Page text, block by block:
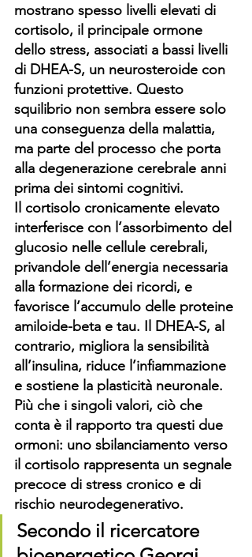
mostrano spesso livelli elevati di
cortisolo, il principale ormone
dello stress, associati a bassi livelli
di DHEA-S, un neurosteroide con
funzioni protettive. Questo
squilibrio non sembra essere solo
una conseguenza della malattia,
ma parte del processo che porta
alla degenerazione cerebrale anni
prima dei sintomi cognitivi.
Il cortisolo cronicamente elevato
interferisce con l’assorbimento del
glucosio nelle cellule cerebrali,
privandole dell’energia necessaria
alla formazione dei ricordi, e
favorisce l’accumulo delle proteine
amiloide-beta e tau. Il DHEA-S, al
contrario, migliora la sensibilità
all’insulina, riduce l’infiammazione
e sostiene la plasticità neuronale.
Più che i singoli valori, ciò che
conta è il rapporto tra questi due
ormoni: uno sbilanciamento verso
il cortisolo rappresenta un segnale
precoce di stress cronico e di
rischio neurodegenerativo.
Secondo il ricercatore